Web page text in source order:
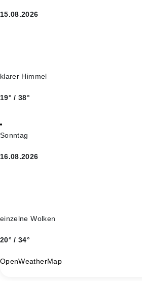
15.08.2026
klarer Himmel
19° / 38°
Sonntag
16.08.2026
einzelne Wolken
20° / 34°
OpenWeatherMap